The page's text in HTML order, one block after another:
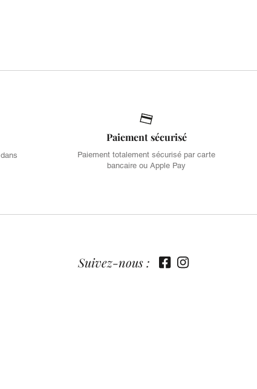
Paiement sécurisé
Paiement totalement sécurisé par carte
bancaire ou Apple Pay
Suivez-nous :